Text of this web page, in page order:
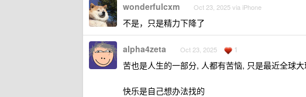
wonderfulcxm Oct 23, 2025 via iPhone
不是，只是精力下降了
alpha4zeta Oct 23, 2025 1
苦也是人生的一部分, 人都有苦恼, 只是最近全球
快乐是自己想办法找的